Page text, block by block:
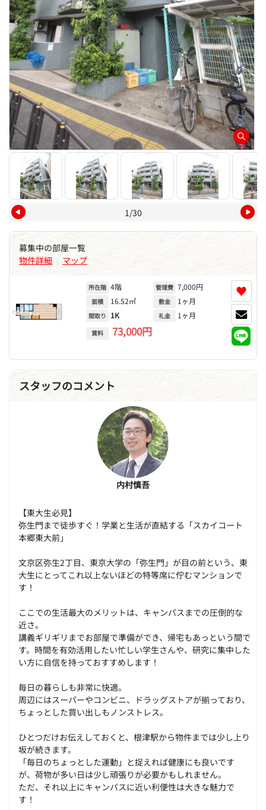
1/30
募集中の部屋一覧
物件詳細 | マップ
所在階 4階
面積 16.52㎡
間取り 1K
賃料 73,000円
管理費 7,000円
敷金 1ヶ月
礼金 1ヶ月
♥
スタッフのコメント
内村慎吾
【東大生必見】
弥生門まで徒歩すぐ！学業と生活が直結する「スカイコート
本郷東大前」
文京区弥生2丁目、東京大学の「弥生門」が目の前という、東
大生にとってこれ以上ないほどの特等席に佇むマンションで
す！
ここでの生活最大のメリットは、キャンパスまでの圧倒的な
近さ。
講義ギリギリまでお部屋で準備ができ、帰宅もあっという間で
す。時間を有効活用したい忙しい学生さんや、研究に集中した
い方に自信を持っておすすめします！
毎日の暮らしも非常に快適。
周辺にはスーパーやコンビニ、ドラッグストアが揃っており、
ちょっとした買い出しもノンストレス。
ひとつだけお伝えしておくと、根津駅から物件までは少し上り
坂が続きます。
「毎日のちょっとした運動」と捉えれば健康にも良いです
が、荷物が多い日は少し頑張りが必要かもしれません。
ただ、それ以上にキャンパスに近い利便性は大きな魅力で
す！